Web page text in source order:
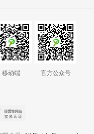
移动端 官方公众号